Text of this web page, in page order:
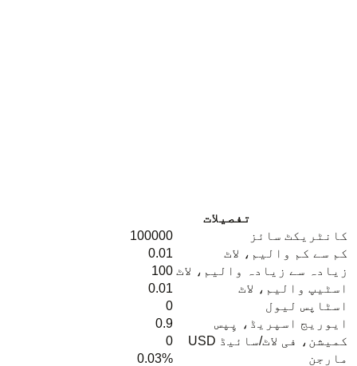
تفصیلات
کانٹریکٹ سائز
100000
کم سے کم والیم، لاٹ
0.01
زیادہ سے زیادہ والیم، لاٹ 100
اسٹیپ والیم، لاٹ
0.01
اسٹاپس لیول
0
ایوریج اسپریڈ، پِپس
0.9
کمیشن، فی لاٹ/سائیڈ USD
0
مارجن
0.03%